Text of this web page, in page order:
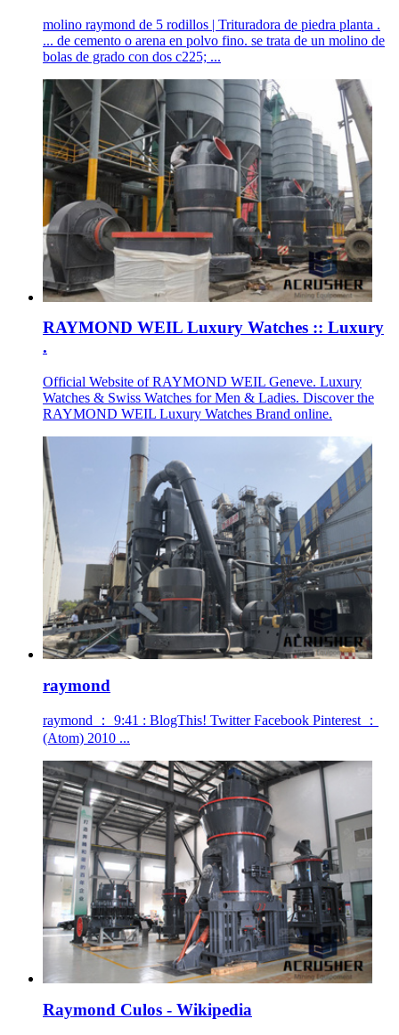
molino raymond de 5 rodillos | Trituradora de piedra planta .
... de cemento o arena en polvo fino. se trata de un molino de
bolas de grado con dos c225; ...
RAYMOND WEIL Luxury Watches :: Luxury
.
Official Website of RAYMOND WEIL Geneve. Luxury
Watches & Swiss Watches for Men & Ladies. Discover the
RAYMOND WEIL Luxury Watches Brand online.
raymond
raymond ： 9:41 : BlogThis! Twitter Facebook Pinterest ：
(Atom) 2010 ...
Raymond Culos - Wikipedia